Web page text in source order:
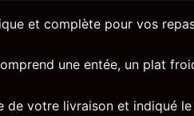
et complète pour vos
une entée, un plat
de votre livraison et indiqué